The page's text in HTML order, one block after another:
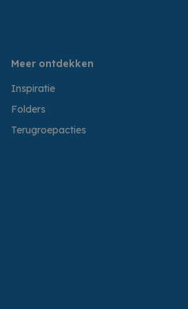
Meer ontdekken
Inspiratie
Folders
Terugroepacties